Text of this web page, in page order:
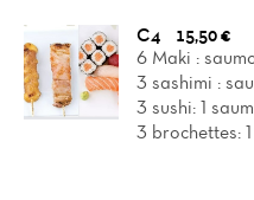
C4
15,50 €
6 Maki :
3 sashimi :
3 sushi: 1
3 brochettes: